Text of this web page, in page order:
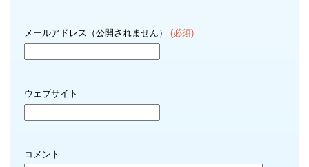
メールアドレス（公開されません） (必須)
ウェブサイト
コメント